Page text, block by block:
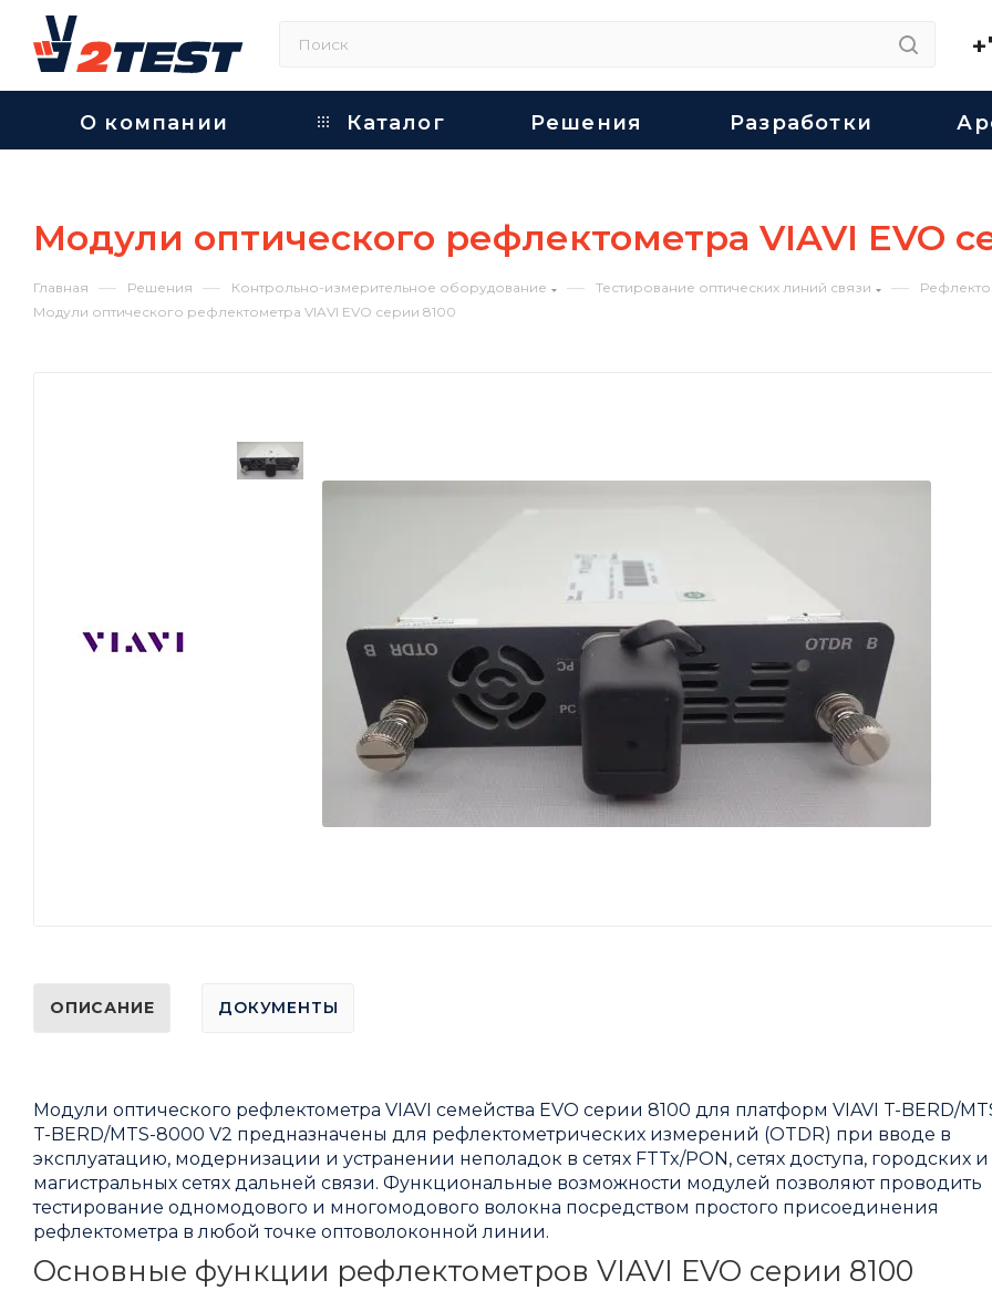
О компании Каталог Решения Разработки
Модули оптического рефлектометра VIAVI EVO
Главная — Решения — Контрольно-измерительное оборудование — Тестирование оптических линий связи —
Модули оптического рефлектометра VIAVI EVO серии 8100
ОПИСАНИЕ ДОКУМЕНТЫ
Модули оптического рефлектометра VIAVI семейства EVO серии 8100 для платформ VIAVI T-BERD/
T-BERD/MTS-8000 V2 предназначены для рефлектометрических измерений (OTDR) при вводе в
эксплуатацию, модернизации и устранении неполадок в сетях FTTx/PON, сетях доступа, городских и
магистральных сетях дальней связи. Функциональные возможности модулей позволяют проводить
тестирование одномодового и многомодового волокна посредством простого присоединения
рефлектометра в любой точке оптоволоконной линии.
Основные функции рефлектометров VIAVI EVO серии 8100